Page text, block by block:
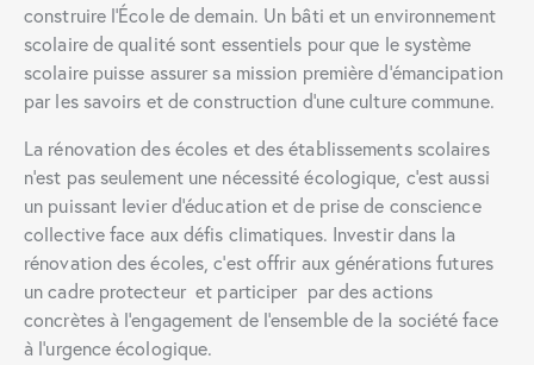
construire l’École de demain. Un bâti et un environnement
scolaire de qualité sont essentiels pour que le système
scolaire puisse assurer sa mission première d’émancipation
par les savoirs et de construction d’une culture commune.
La rénovation des écoles et des établissements scolaires
n’est pas seulement une nécessité écologique, c’est aussi
un puissant levier d’éducation et de prise de conscience
collective face aux défis climatiques. Investir dans la
rénovation des écoles, c’est offrir aux générations futures
un cadre protecteur et participer par des actions
concrètes à l’engagement de l’ensemble de la société face
à l’urgence écologique.